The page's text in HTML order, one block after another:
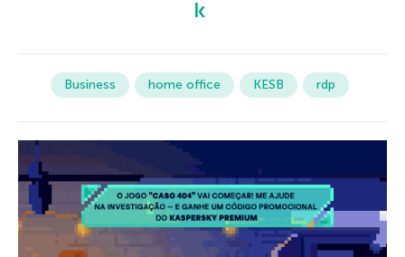
Business home office KESB rdp